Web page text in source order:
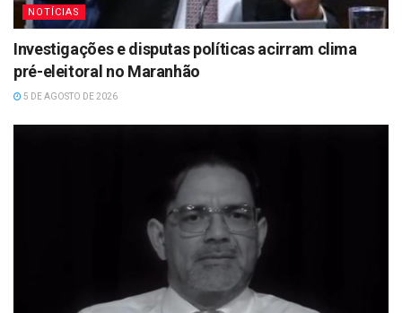
NOTÍCIAS
Investigações e disputas políticas acirram clima
pré-eleitoral no Maranhão
5 DE AGOSTO DE 2026